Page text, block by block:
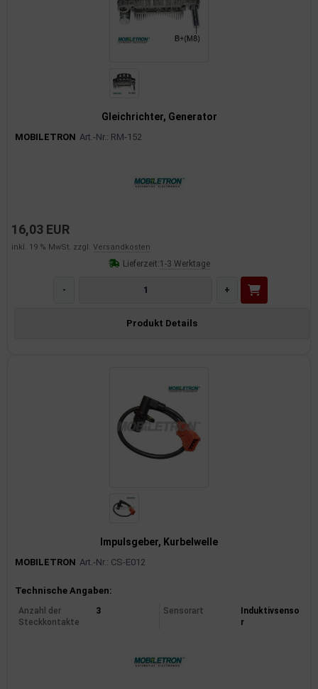
Gleichrichter, Generator
MOBILETRON Art.-Nr.: RM-152
16,03 EUR
inkl. 19 % MwSt. zzgl. Versandkosten
Lieferzeit:1-3 Werktage
- +
Produkt Details
Impulsgeber, Kurbelwelle
MOBILETRON Art.-Nr.: CS-E012
Produktinformationen
Technische Angaben:
Anzahl der
Steckkontakte
3 Sensorart
Induktivsenso
r